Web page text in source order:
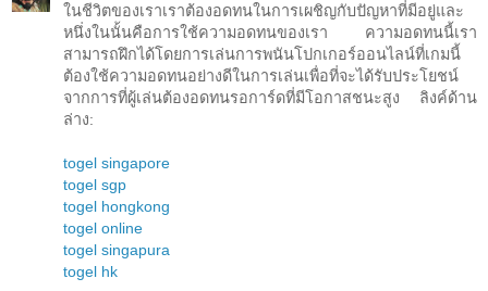
ในชีวิตของเราเราต้องอดทนในการเผชิญกับปัญหาที่มีอยู่และ
หนึ่งในนั้นคือการใช้ความอดทนของเรา ความอดทนนี้เรา
สามารถฝึกได้โดยการเล่นการพนันโปกเกอร์ออนไลน์ที่เกมนี้
ต้องใช้ความอดทนอย่างดีในการเล่นเพื่อที่จะได้รับประโยชน์
จากการที่ผู้เล่นต้องอดทนรอการ์ดที่มีโอกาสชนะสูง ลิงค์ด้าน
ล่าง:
togel singapore
togel sgp
togel hongkong
togel online
togel singapura
togel hk